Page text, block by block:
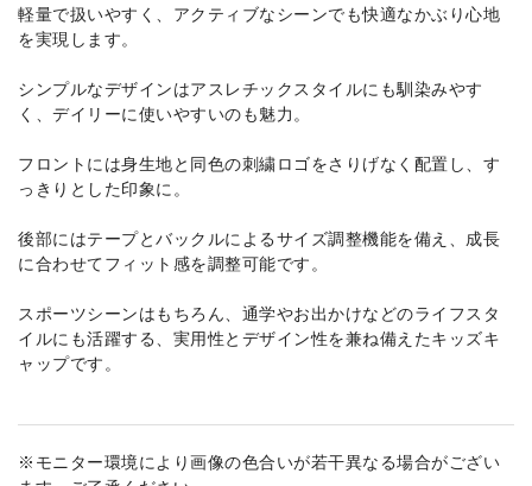
軽量で扱いやすく、アクティブなシーンでも快適なかぶり心地
を実現します。
シンプルなデザインはアスレチックスタイルにも馴染みやす
く、デイリーに使いやすいのも魅力。
フロントには身生地と同色の刺繍ロゴをさりげなく配置し、す
っきりとした印象に。
後部にはテープとバックルによるサイズ調整機能を備え、成長
に合わせてフィット感を調整可能です。
スポーツシーンはもちろん、通学やお出かけなどのライフスタ
イルにも活躍する、実用性とデザイン性を兼ね備えたキッズキ
ャップです。
※モニター環境により画像の色合いが若干異なる場合がござい